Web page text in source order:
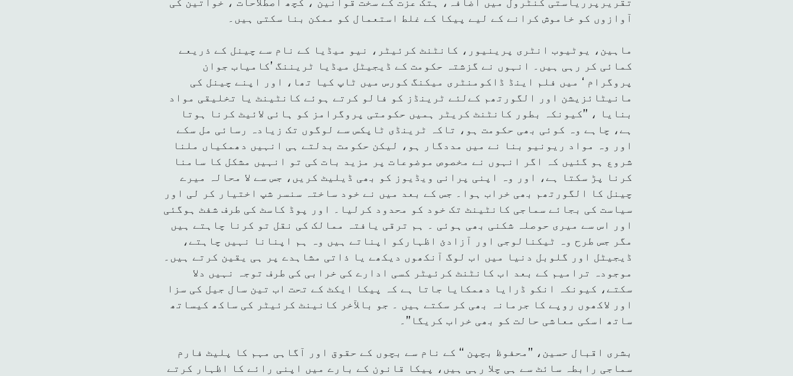
آوازوں کو خاموش کرانے کے لیے پیکا کے غلط استعمال کو ممکن بنا سکتی ہیں۔
ماہین، یوٹیوب انٹری پرینیور، کانٹنٹ کرئیٹر، نیو میڈیا کے نام سے چینل کے ذریعے
کمائی کر رہی ہیں۔ انہوں نے گزشتہ حکومت کے ڈیجیٹل میڈیا ٹریننگ ’کامیاب جوان
پروگرام ‘ میں فلم اینڈ ڈاکومنٹری میکنگ کورس میں ٹاپ کیا تھا، اور اپنے چینل کی
مانیٹائزیشن اور الگورتھم کےلئے ٹرینڈز کو فالو کرتے ہوئے کانٹینٹ یا تخلیقی مواد
بنایا ، ’’کیونکہ بطور کانٹنٹ کریٹر ہمیں حکومتی پروگرامز کو ہائی لائیٹ کرنا ہوتا
ہے، چاہے وہ کوئی بھی حکومت ہو، تاکہ ٹرینڈی ٹاپکس سے لوگوں تک زیادہ رسائی مل سکے
اور وہ مواد ریونیو بنا نے میں مددگار ہو، لیکن حکومت بدلتے ہی انہیں دھمکیاں ملنا
شروع ہو گئیں کہ اگر انہوں نے مخصوص موضوعات پر مزید بات کی تو انہیں مشکل کا سامنا
کرنا پڑ سکتا ہے، اور وہ اپنی پرانی ویڈیوز کو بھی ڈیلیٹ کریں، جس سے لا محالہ میرے
چینل کا الگورتھم بھی خراب ہوا۔ جس کے بعد میں نے خود ساختہ سنسر شپ اختیار کر لی اور
سیاست کی بجائے سماجی کانٹینٹ تک خود کو محدود کرلیا۔ اور پوڈ کاسٹ کی طرف شفٹ ہوگئی
اور اس سے میری حوصلہ شکنی بھی ہوئی ۔ ہم ترقی یافتہ ممالک کی نقل تو کرنا چاہتے ہیں
مگر جس طرح وہ ٹیکنالوجی اور آزادئ اظہارکو اپناتے ہیں وہ ہم اپنانا نہیں چاہتے،
ڈیجیٹل اور گلوبل دنیا میں اب لوگ آنکھوں دیکھے یا ذاتی مشاہدے پر ہی یقین کرتے ہیں۔
موجودہ ترامیم کے بعد اب کانٹنٹ کرئیٹر کسی ادارے کی خرابی کی طرف توجہ نہیں دلا
سکتے، کیونکہ انکو ڈرایا دھمکایا جاتا ہے کہ پیکا ایکٹ کے تحت اب تین سال جیل کی سزا
اور لاکھوں روپے کا جرمانہ بھی کر سکتے ہیں ۔ جو بالآخر کانینٹ کرئیٹر کی ساکھ کیساتھ
ساتھ اسکی معاشی حالت کو بھی خراب کریگا”۔
بشری اقبال حسین، ’’محفوظ بچپن ‘‘ کے نام سے بچوں کے حقوق اور آگاہی مہم کا پلیٹ فارم
سماجی رابطہ سائٹ سے ہی چلا رہی ہیں، پیکا قانون کے بارے میں اپنی رائے کا اظہار کرتے